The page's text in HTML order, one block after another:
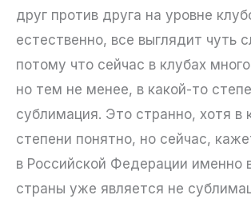
друг против друга на уровне
естественно, все выглядит чуть
потому что сейчас в клубах
но тем не менее, в какой-то
сублимация. Это странно, хотя в
степени понятно, но сейчас,
в Российской Федерации именно
страны уже является не